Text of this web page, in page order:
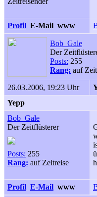
Profil E-Mail www
Bob_Gale
Der
Posts: 255
Rang: auf
26.03.2006, 19:23 Uhr
Yepp
Bob_Gale
Der Zeitflüsterer
Posts: 255
Rang: auf Zeitreise
Profil E-Mail www